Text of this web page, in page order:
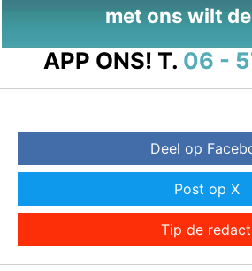
met ons wilt
APP ONS! T. 06 -
Deel op
Post op X
Tip de